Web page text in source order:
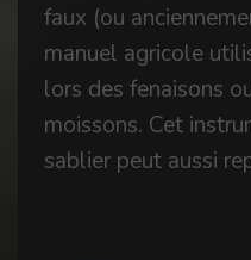
faux (ou
manuel agricole
lors des fenaisons
moissons. Cet
sablier peut aussi